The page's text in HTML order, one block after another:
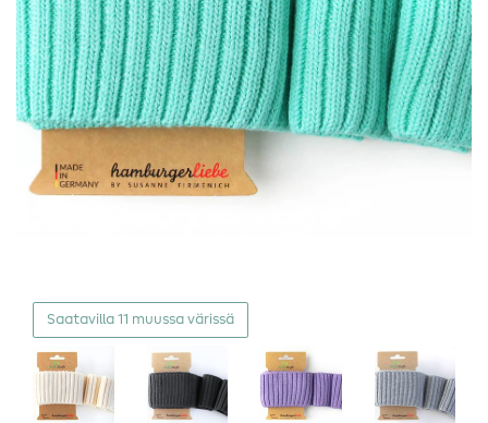
Saatavilla 11 muussa värissä